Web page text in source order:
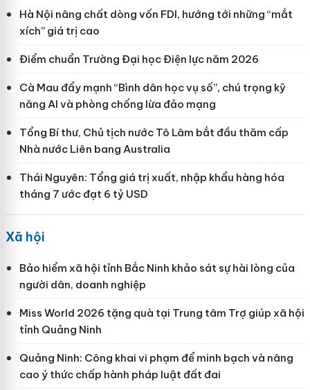
Hà Nội nâng chất dòng vốn FDI, hướng tới những “mắt
xích” giá trị cao
Điểm chuẩn Trường Đại học Điện lực năm 2026
Cà Mau đẩy mạnh “Bình dân học vụ số”, chú trọng kỹ
năng AI và phòng chống lừa đảo mạng
Tổng Bí thư, Chủ tịch nước Tô Lâm bắt đầu thăm cấp
Nhà nước Liên bang Australia
Thái Nguyên: Tổng giá trị xuất, nhập khẩu hàng hóa
tháng 7 ước đạt 6 tỷ USD
Xã hội
Bảo hiểm xã hội tỉnh Bắc Ninh khảo sát sự hài lòng của
người dân, doanh nghiệp
Miss World 2026 tặng quà tại Trung tâm Trợ giúp xã hội
tỉnh Quảng Ninh
Quảng Ninh: Công khai vi phạm để minh bạch và nâng
cao ý thức chấp hành pháp luật đất đai